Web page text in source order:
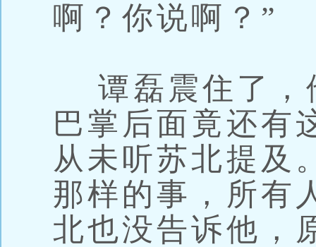
啊？你说啊？”
谭磊震住了，
巴掌后面竟还有
从未听苏北提及
那样的事，所有
北也没告诉他，